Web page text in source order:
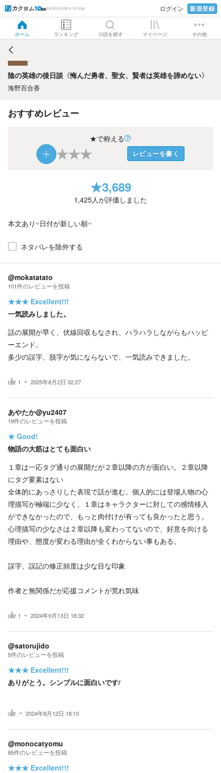
KADOKAWA Group ログイン 新規登録
ホーム ランキング 小説を探す マイページ その他
陰の英雄の後日談〈悔んだ勇者、聖女、賢者は英雄を諦めな
い〉
陰の英雄の後日談〈悔んだ勇者、聖女、賢者は英雄を諦めない〉
海野百合香
おすすめレビュー
★で称える
★★★ レビューを書く
★3,689
1,425人が評価しました
本文あり 日付が新しい順
ネタバレを除外する
@mokatatato
101件のレビューを投稿
★★★ Excellent!!!
一気読みしました。
話の展開が早く、伏線回収もなされ、ハラハラしながらもハッピ
ーエンド。
多少の誤字、脱字が気にならないで、一気読みできました。
1 2025年8月2日 02:27
あやたか@yu2407
19件のレビューを投稿
★ Good!
物語の大筋はとても面白い
１章は一応タグ通りの展開だが２章以降の方が面白い。２章以降
にタグ要素はない
全体的にあっさりした表現で話が進む。個人的には登場人物の心
理描写が極端に少なく、１章はキャラクターに対しての感情移入
ができなかったので、もっと肉付けが有っても良かったと思う。
心理描写の少なさは２章以降も変わってないので、好意を向ける
理由や、態度が変わる理由が全くわからない事もある。
誤字、誤記の修正頻度は少な目な印象
作者と無関係だが応援コメントが荒れ気味
1 2024年9月13日 18:32
@satorujido
5件のレビューを投稿
★★★ Excellent!!!
ありがとう。シンプルに面白いです/
2024年8月12日 18:10
@monocatyomu
85件のレビューを投稿
★★★ Excellent!!!